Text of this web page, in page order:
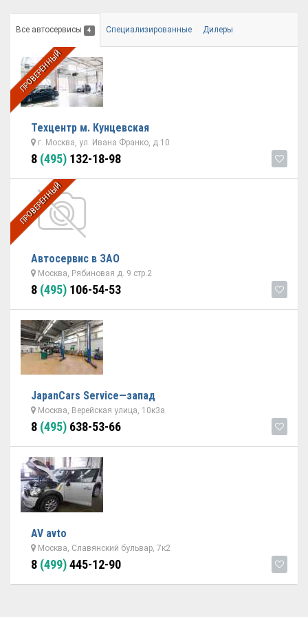
Все автосервисы 4 Специализированные Дилеры
ПРОВЕРЕННЫЙ
Техцентр м. Кунцевская
г. Москва, ул. Ивана Франко, д.10
8 (495) 132-18-98
ПРОВЕРЕННЫЙ
Автосервис в ЗАО
Москва, Рябиновая д. 9 стр.2
8 (495) 106-54-53
JapanCars Service—запад
Москва, Верейская улица, 10к3а
8 (495) 638-53-66
AV avto
Москва, Славянский бульвар, 7к2
8 (499)445-12-90